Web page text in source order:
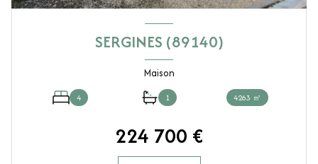
SERGINES (89140)
Maison
4 1 4263 ㎡
224 700 €